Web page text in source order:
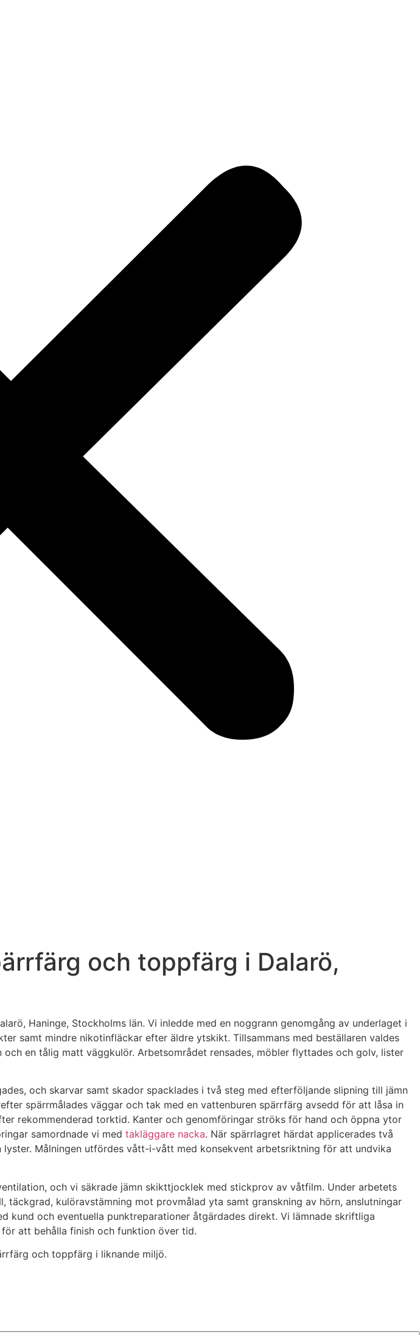
och toppfärg i Dalarö,
Haninge, Stockholms län. Vi inledde med en noggrann genomgång av underlaget i
samt mindre nikotinfläckar efter äldre ytskikt. Tillsammans med beställaren valdes
en tålig matt väggkulör. Arbetsområdet rensades, möbler flyttades och golv, lister
och skarvar samt skador spacklades i två steg med efterföljande slipning till jämn
spärrmålades väggar och tak med en vattenburen spärrfärg avsedd för att låsa in
rekommenderad torktid. Kanter och genomföringar ströks för hand och öppna ytor
samordnade vi med takläggare nacka. När spärrlagret härdat applicerades två
Målningen utfördes vått-i-vått med konsekvent arbetsriktning för att undvika
och vi säkrade jämn skikttjocklek med stickprov av våtfilm. Under arbetets
kulöravstämning mot provmålad yta samt granskning av hörn, anslutningar
kund och eventuella punktreparationer åtgärdades direkt. Vi lämnade skriftliga
att behålla finish och funktion över tid.
och toppfärg i liknande miljö.